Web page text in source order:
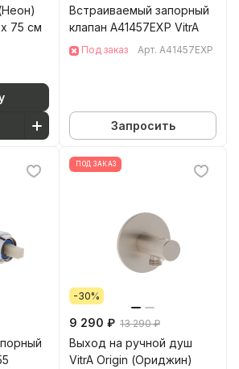
75 см
Встраиваемый запорный
клапан A41457EXP VitrA
Под заказ Арт. A41457EXP
Запросить
ПОД ЗАКАЗ
-30%
9 290 ₽ 13 290 ₽
Выход на ручной душ
VitrA Origin (Ориджин)